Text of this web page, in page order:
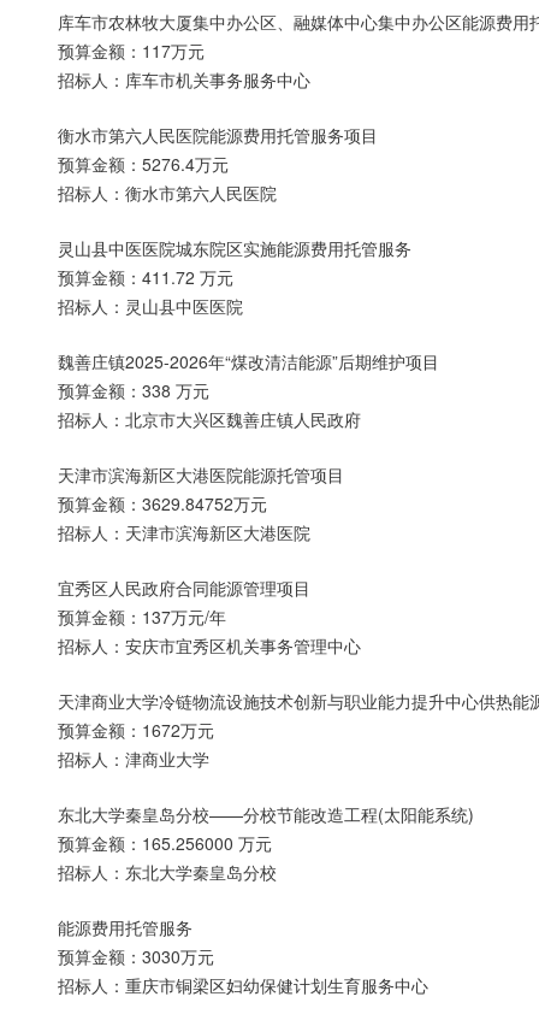
库车市农林牧大厦集中办公区、融媒体中心集中办公区能源费
预算金额：117万元
招标人：库车市机关事务服务中心
衡水市第六人民医院能源费用托管服务项目
预算金额：5276.4万元
招标人：衡水市第六人民医院
灵山县中医医院城东院区实施能源费用托管服务
预算金额：411.72 万元
招标人：灵山县中医医院
魏善庄镇2025-2026年“煤改清洁能源”后期维护项目
预算金额：338 万元
招标人：北京市大兴区魏善庄镇人民政府
天津市滨海新区大港医院能源托管项目
预算金额：3629.84752万元
招标人：天津市滨海新区大港医院
宜秀区人民政府合同能源管理项目
预算金额：137万元/年
招标人：安庆市宜秀区机关事务管理中心
天津商业大学冷链物流设施技术创新与职业能力提升中心供热能
预算金额：1672万元
招标人：津商业大学
东北大学秦皇岛分校——分校节能改造工程(太阳能系统)
预算金额：165.256000 万元
招标人：东北大学秦皇岛分校
能源费用托管服务
预算金额：3030万元
招标人：重庆市铜梁区妇幼保健计划生育服务中心